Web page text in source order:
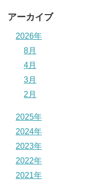
アーカイブ
2026年
8月
4月
3月
2月
2025年
2024年
2023年
2022年
2021年